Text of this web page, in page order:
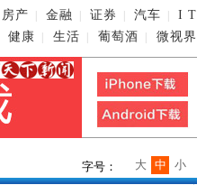
房产 金融 证券 汽车 I T
健康 生活 葡萄酒 微视界
字号： 小
中
大